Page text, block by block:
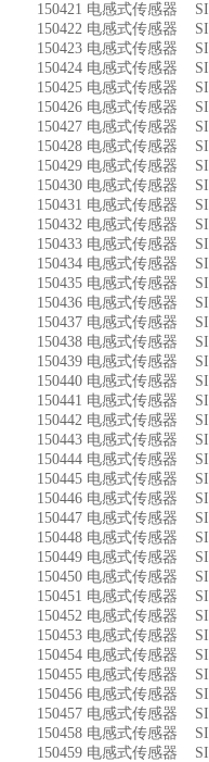
150421 电感式传感器
150422 电感式传感器
150423 电感式传感器
150424 电感式传感器
150425 电感式传感器
150426 电感式传感器
150427 电感式传感器
150428 电感式传感器
150429 电感式传感器
150430 电感式传感器
150431 电感式传感器
150432 电感式传感器
150433 电感式传感器
150434 电感式传感器
150435 电感式传感器
150436 电感式传感器
150437 电感式传感器
150438 电感式传感器
150439 电感式传感器
150440 电感式传感器
150441 电感式传感器
150442 电感式传感器
150443 电感式传感器
150444 电感式传感器
150445 电感式传感器
150446 电感式传感器
150447 电感式传感器
150448 电感式传感器
150449 电感式传感器
150450 电感式传感器
150451 电感式传感器
150452 电感式传感器
150453 电感式传感器
150454 电感式传感器
150455 电感式传感器
150456 电感式传感器
150457 电感式传感器
150458 电感式传感器
150459 电感式传感器